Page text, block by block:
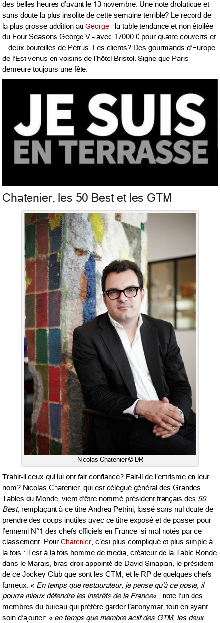
des belles heures d’avant le 13 novembre. Une note drolatique et
sans doute la plus insolite de cette semaine terrible? Le record de
la plus grosse addition au George– la table tendance et non étoilée
du Four Seasons George V – avec 17000 € pour quatre couverts et
… deux bouteilles de Pétrus. Les clients? Des gourmands d’Europe
de l’Est venus en voisins de l’hôtel Bristol. Signe que Paris
demeure toujours une fête.
Chatenier, les 50 Best et les GTM
Nicolas Chatenier © DR
Trahit-il ceux qui lui ont fait confiance? Fait-il de l’entrisme en leur
nom? Nicolas Chatenier, qui est délégué général des Grandes
Tables du Monde, vient d’être nommé président français des 50
Best, remplaçant à ce titre Andrea Petrini, lassé sans nul doute de
prendre des coups inutiles avec ce titre exposé et de passer pour
l’ennemi N°1 des chefs officiels en France, si mal notés par ce
classement. Pour Chatenier , c’est plus compliqué et plus simple à
la fois : il est à la fois homme de media, créateur de la Table Ronde
dans le Marais, bras droit appointé de David Sinapian, le président
de ce Jockey Club que sont les GTM, et le RP de quelques chefs
fameux. « En temps que restaurateur, je pense qu’à ce poste, il
pourra mieux défendre les intérêts de la France« , note l’un des
membres du bureau qui préfère garder l’anonymat, tout en ayant
soin d’ajouter: « en temps que membre actif des GTM, les deux